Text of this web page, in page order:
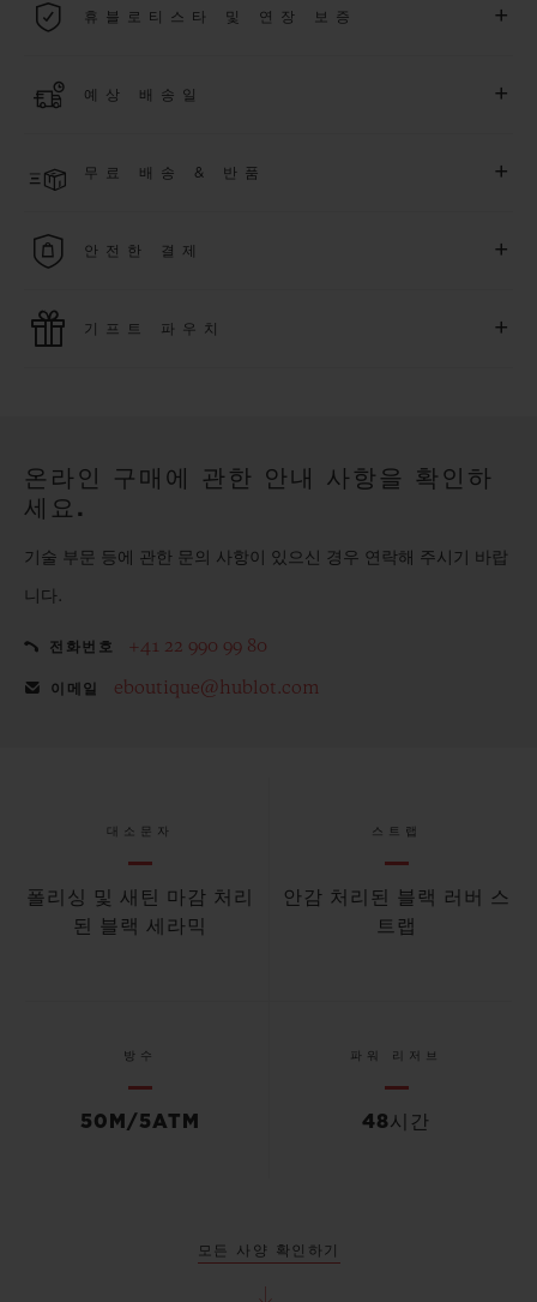
용됩니다.휴블로티스타 및 연장 보증 +
에 대해5 년 추가 워런티 혜택
또한 다양
더 알아보기
예상 배송일 +
다. *재고 상황에 따라 달라질 수 있습니다*.
무료 배송 & 반품 +
을 누려보세요
안전한 결제 +
모든 제품은 빠르고 안전하게 결제가 가능하며, 개인정보를 안
기프트 파우치 +
온라인 구매에 관한 안내 사항을 확인하
세요.
기술 부문 등에 관한 문의 사항이 있으신 경우 연락해 주시기 바랍
니다.
전화번호 +41 22 990 99 80
이메일 eboutique@hublot.com
대소문자
폴리싱 및 새틴 마감 처리
된 블랙 세라믹
스트랩
안감 처리된 블랙 러버 스
트랩
방수
50M/5ATM
파워 리저브
48시간
모든 사양 확인하기